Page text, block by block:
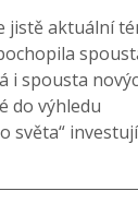
jistě aktuální
i spousta
do výhledu
světa“